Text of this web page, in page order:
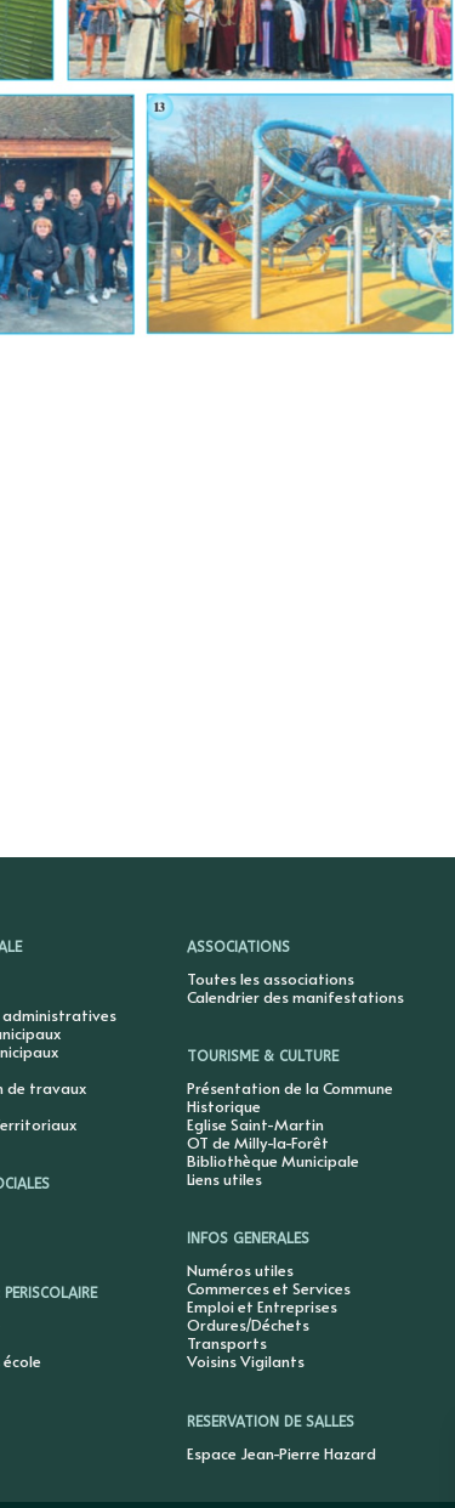
administratives
de travaux
ASSOCIATIONS
Toutes les associations
Calendrier des manifestations
TOURISME & CULTURE
Présentation de la Commune
Historique
Eglise Saint-Martin
OT de Milly-la-Forêt
Bibliothèque Municipale
Liens utiles
INFOS GENERALES
Numéros utiles
Commerces et Services
Emploi et Entreprises
Ordures/Déchets
Transports
Voisins Vigilants
RESERVATION DE SALLES
Espace Jean-Pierre Hazard